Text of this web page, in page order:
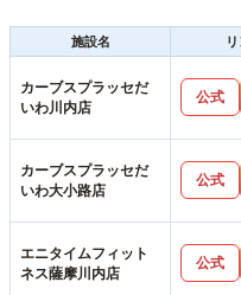
施設名
カーブスプラッセだ
いわ川内店
公式
カーブスプラッセだ
いわ大小路店
公式
エニタイムフィット
ネス薩摩川内店
公式